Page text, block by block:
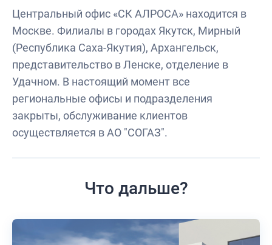
Центральный офис «СК АЛРОСА» находится в
Москве. Филиалы в городах Якутск, Мирный
(Республика Саха-Якутия), Архангельск,
представительство в Ленске, отделение в
Удачном. В настоящий момент все
региональные офисы и подразделения
закрыты, обслуживание клиентов
осуществляется в АО "СОГАЗ".
Что дальше?